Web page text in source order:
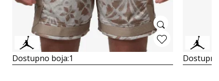
Dostupno boja:1